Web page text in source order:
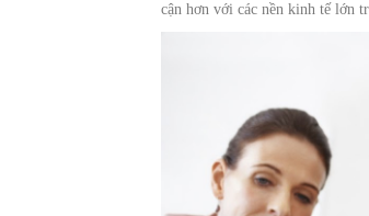
cận hơn với các nền kinh tế lớn